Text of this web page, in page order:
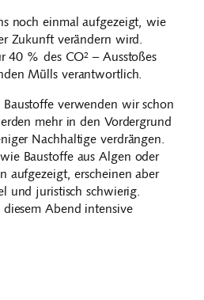
noch einmal aufgezeigt, wie
Zukunft verändern wird.
40 % des CO² – Ausstoßes
Mülls verantwortlich.
verwenden wir schon
mehr in den Vordergrund
Nachhaltige verdrängen.
Baustoffe aus Algen oder
aufgezeigt, erscheinen aber
und juristisch schwierig.
Abend intensive